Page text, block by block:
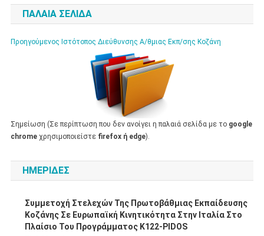
ΠΑΛΑΙΑ ΣΕΛΊΔΑ
Προηγούμενος Ιστότοπος Διεύθυνσης Α/θμιας Εκπ/σης Κοζάνη
Σημείωση (Σε περίπτωση που δεν ανοίγει η παλαιά σελίδα με το google
chromeχρησιμοποιείστε firefox ή edge).
ΗΜΕΡΙΔΕΣ
Συμμετοχή Στελεχών Της Πρωτοβάθμιας Εκπαίδευσης
Κοζάνης Σε Ευρωπαϊκή Κινητικότητα Στην Ιταλία Στο
Πλαίσιο Του Προγράμματος Κ122-PIDOS